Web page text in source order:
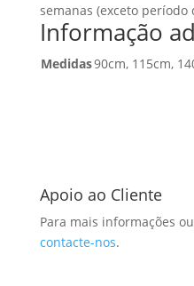
semanas (exceto período
Informação
Medidas90cm, 115cm,
Apoio ao Cliente
Para mais informações
contacte-nos.